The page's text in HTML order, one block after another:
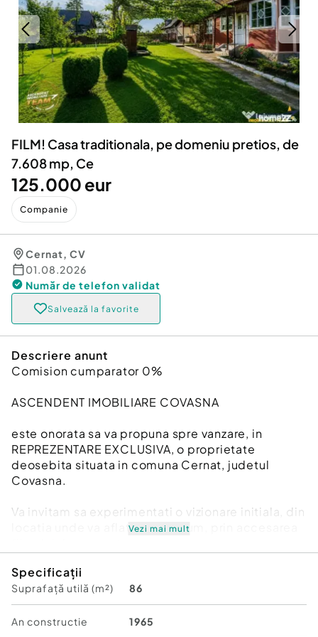
Servicii
Animale de companie
Afaceri și echipamente profesionale
Inchiriere Bunuri si Vehicule
Utilaje agricole si industriale
Piese auto si accesorii
Dacia Duster
FILM! Casa traditionala, pe domeniu pretios, de
7.608 mp, Ce
125.000 eur
Companie
Cernat, CV
01.08.2026
Număr de telefon validat
Salvează la favorite
Descriere anunt
Comision cumparator 0%
ASCENDENT IMOBILIARE COVASNA
este onorata sa va propuna spre vanzare, in
REPREZENTARE EXCLUSIVA, o proprietate
deosebita situata in comuna Cernat, judetul
Covasna.
Va invitam sa experimentati o vizionare initiala, din
locatia unde va aflati, chiar acum, prin accesarea
Film prezentare:
https://www.youtube.com/watch?
v=xZYwNTj0prc
Vezi mai mult
Specificații
Suprafață utilă (m²) 86
An constructie 1965